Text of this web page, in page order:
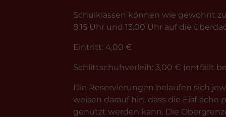
Schulklassen können wie gewohnt
8:15 Uhr und 13:00 Uhr auf die
Eintritt: 4,00 €
Schlittschuhverleih: 3,00 € (entfällt
Die Reservierungen belaufen sich
weisen darauf hin, dass die Eisfläche
genutzt werden kann. Die